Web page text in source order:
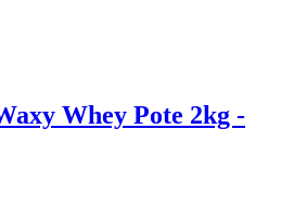
Whey Pote 2kg -